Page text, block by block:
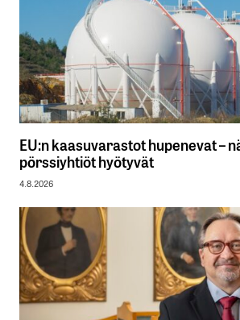
EU:n kaasuvarastot hupenevat –
pörssiyhtiöt hyötyvät
4.8.2026